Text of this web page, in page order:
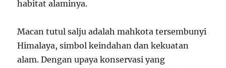
habitat alaminya.
Macan tutul salju adalah mahkota tersembunyi
Himalaya, simbol keindahan dan kekuatan
alam. Dengan upaya konservasi yang